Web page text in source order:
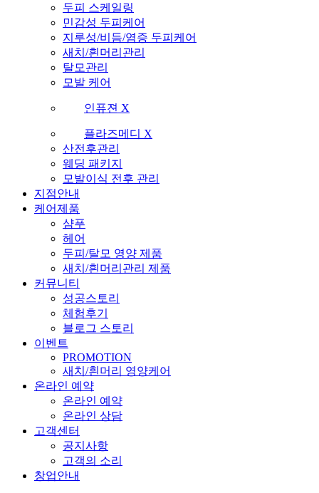
두피 스케일링
민감성 두피케어
지루성/비듬/염증 두피케어
새치/흰머리관리
탈모관리
모발 케어
인퓨젼 X
플라즈메디 X
산전후관리
웨딩 패키지
모발이식 전후 관리
지점안내
케어제품
샴푸
헤어
두피/탈모 영양 제품
새치/흰머리관리 제품
커뮤니티
성공스토리
체험후기
블로그 스토리
이벤트
PROMOTION
새치/흰머리 영양케어
온라인 예약
온라인 예약
온라인 상담
고객센터
공지사항
고객의 소리
창업안내